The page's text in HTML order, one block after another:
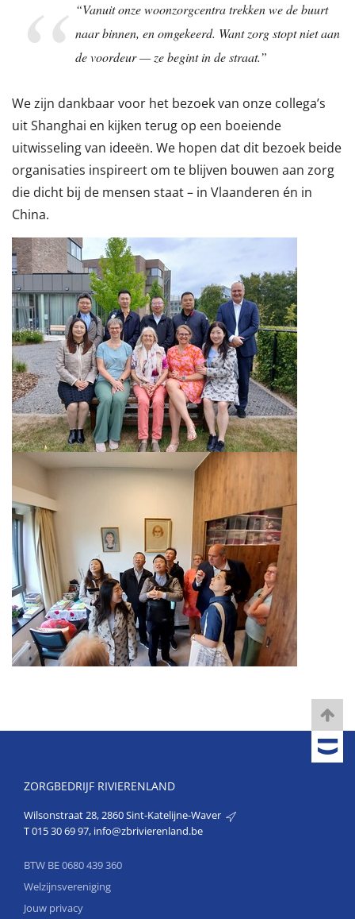
“Vanuit onze woonzorgcentra trekken we de buurt
naar binnen, en omgekeerd. Want zorg stopt niet aan
de voordeur — ze begint in de straat.”
We zijn dankbaar voor het bezoek van onze collega’s
uit Shanghai en kijken terug op een boeiende
uitwisseling van ideeën. We hopen dat dit bezoek beide
organisaties inspireert om te blijven bouwen aan zorg
die dicht bij de mensen staat – in Vlaanderen én in
China.
ZORGBEDRIJF RIVIERENLAND
Wilsonstraat 28, 2860 Sint-Katelijne-Waver
T015 30 69 97, info@zbrivierenland.be
BTW BE 0680 439 360
Welzijnsvereniging
Jouw privacy